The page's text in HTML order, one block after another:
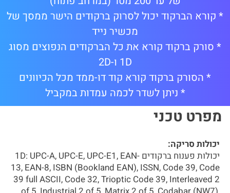
* קורא הברקוד יכול לסרוק ברקודים הישר ממסך של
מכשיר נייד
* סורק ברקוד קורא את כל הברקודים הנפוצים מסוג
1D ו-2D
* הסורק ברקוד קורא קוד דו-ממד מכל הכיוונים
* ניתן לשדר לכמה עמדות במקביל
מפרט טכני
יכולות סריקה:
יכולות פענוח ברקודים 1D: UPC-A, UPC-E, UPC-E1, EAN-
13, EAN-8, ISBN (Bookland EAN), ISSN, Code 39, Code
39 full ASCII, Code 32, Trioptic Code 39, Interleaved 2